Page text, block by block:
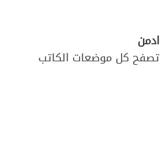
ادمن
تصفح كل موضعات الكاتب